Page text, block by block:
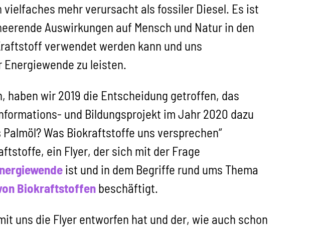
mehr verursacht als fossiler Diesel. Es ist
Auswirkungen auf Mensch und Natur in den
verwendet werden kann und uns
zu leisten.
haben wir 2019 die Entscheidung getroffen, das
und Bildungsprojekt im Jahr 2020 dazu
Was Biokraftstoffe uns versprechen“
ein Flyer, der sich mit der Frage
ist und in dem Begriffe rund ums Thema
Biokraftstoffen beschäftigt.
uns die Flyer entworfen hat und der, wie auch schon